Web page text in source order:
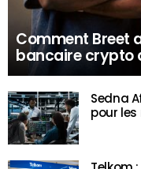
Comment Breet
bancaire crypto
Sedna
pour